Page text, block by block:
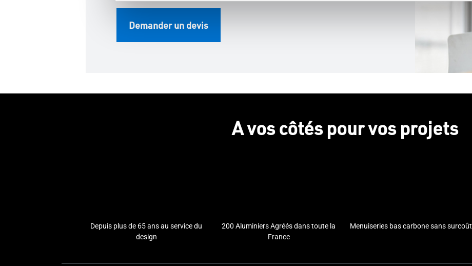
Demander un devis
A vos côtés pour vos projets
Depuis plus de 65 ans au service du
design
200 Aluminiers Agréés dans toute la
France
Menuiseries bas carbone sans surcoût